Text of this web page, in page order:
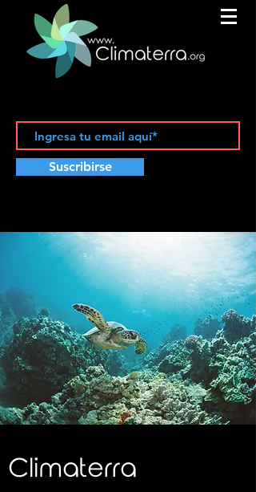
Suscribirse
C limaterra